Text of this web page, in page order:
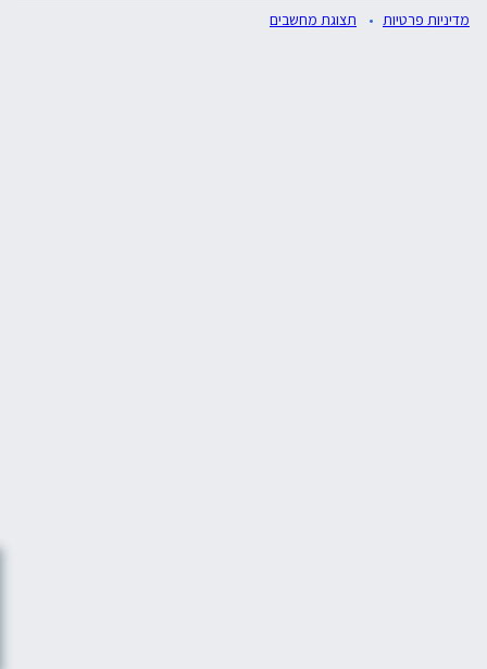
מדיניות פרטיות תצוגת מחשבים